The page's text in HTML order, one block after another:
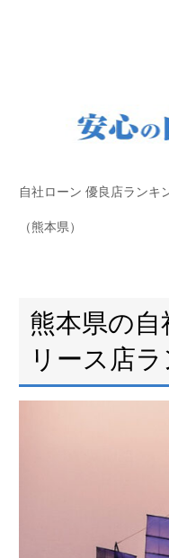
自社ローン 優良店ランキ
（熊本県）
熊本県の
リース店